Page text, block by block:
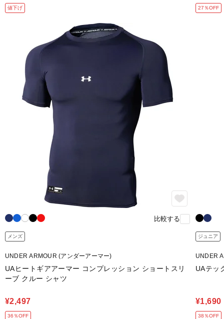
値下げ 27％OFF
比較する
メンズ
UNDER ARMOUR (アンダーアーマー)
UAヒートギアアーマー コンプレッション ショートスリ
ーブ クルー シャツ
¥2,497
36％OFF
ジュニア
UNDER
UAテッ
¥1,690
38％OFF